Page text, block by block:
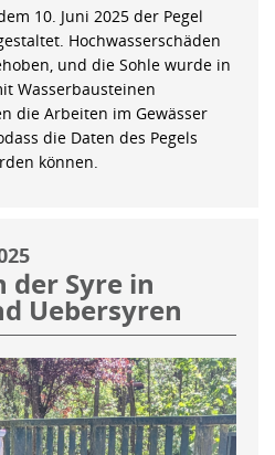
10. Juni 2025 der Pegel
Hochwasserschäden
und die Sohle wurde in
Wasserbausteinen
die Arbeiten im Gewässer
die Daten des Pegels
können.
der Syre in
Uebersyren